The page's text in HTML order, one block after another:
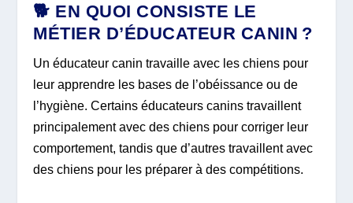
🐕 EN QUOI CONSISTE LE
MÉTIER D’ÉDUCATEUR CANIN ?
Un éducateur canin travaille avec les chiens pour
leur apprendre les bases de l’obéissance ou de
l’hygiène. Certains éducateurs canins travaillent
principalement avec des chiens pour corriger leur
comportement, tandis que d’autres travaillent avec
des chiens pour les préparer à des compétitions.